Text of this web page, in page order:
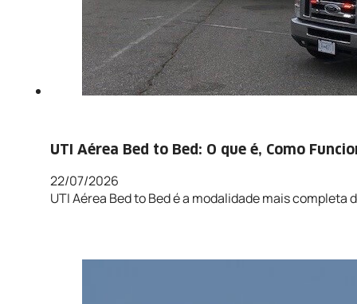
UTI Aérea Bed to Bed: O que é, Como
22/07/2026
UTI Aérea Bed to Bed é a modalidade mais